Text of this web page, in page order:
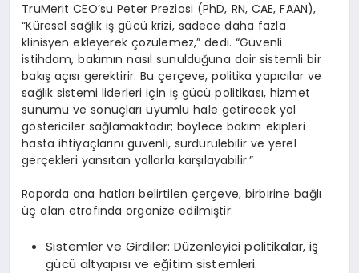
TruMerit CEO’su Peter Preziosi (PhD, RN, CAE, FAAN),
“Küresel sağlık iş gücü krizi, sadece daha fazla
klinisyen ekleyerek çözülemez,” dedi. “Güvenli
istihdam, bakımın nasıl sunulduğuna dair sistemli bir
bakış açısı gerektirir. Bu çerçeve, politika yapıcılar ve
sağlık sistemi liderleri için iş gücü politikası, hizmet
sunumu ve sonuçları uyumlu hale getirecek yol
göstericiler sağlamaktadır; böylece bakım ekipleri
hasta ihtiyaçlarını güvenli, sürdürülebilir ve yerel
gerçekleri yansıtan yollarla karşılayabilir.”
Raporda ana hatları belirtilen çerçeve, birbirine bağlı
üç alan etrafında organize edilmiştir:
Sistemler ve Girdiler: Düzenleyici politikalar, iş
gücü altyapısı ve eğitim sistemleri.